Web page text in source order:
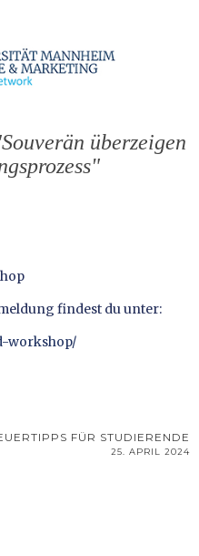
überzeigen
findest du unter:
workshop/
FÜR STUDIERENDE
25. APRIL 2024